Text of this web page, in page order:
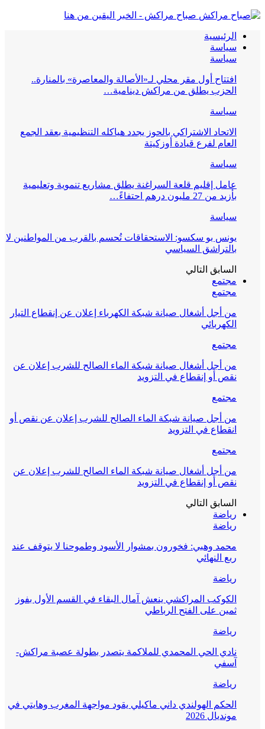
صباح مراكش - الخبر اليقين من هنا
الرئيسية
سياسة
سياسة
افتتاح أول مقر محلي لـ«الأصالة والمعاصرة» بالمنارة..
الحزب يطلق من مراكش دينامية…
سياسة
الاتحاد الاشتراكي بالحوز يجدد هياكله التنظيمية بعقد الجمع
العام لفرع قيادة أوزكيتة
سياسة
عامل إقليم قلعة السراغنة يطلق مشاريع تنموية وتعليمية
بأزيد من 27 مليون درهم احتفاءً…
سياسة
يونس بو سكسو: الاستحقاقات تُحسم بالقرب من المواطنين لا
بالتراشق السياسي
السابق التالي
مجتمع
مجتمع
من أجل أشغال صيانة شبكة الكهرباء إعلان عن إنقطاع التيار
الكهربائي
مجتمع
من أجل أشغال صيانة شبكة الماء الصالح للشرب إعلان عن
نقص أو إنقطاع في التزويد
مجتمع
من أجل صيانة شبكة الماء الصالح للشرب إعلان عن نقص أو
انقطاع في التزويد
مجتمع
من أجل أشغال صيانة شبكة الماء الصالح للشرب إعلان عن
نقص أو إنقطاع في التزويد
السابق التالي
رياضة
رياضة
محمد وهبي: فخورون بمشوار الأسود وطموحنا لا يتوقف عند
ربع النهائي
رياضة
الكوكب المراكشي ينعش آمال البقاء في القسم الأول بفوز
ثمين على الفتح الرباطي
رياضة
نادي الحي المحمدي للملاكمة يتصدر بطولة عصبة مراكش-
آسفي
رياضة
الحكم الهولندي داني ماكيلي يقود مواجهة المغرب وهايتي في
مونديال 2026